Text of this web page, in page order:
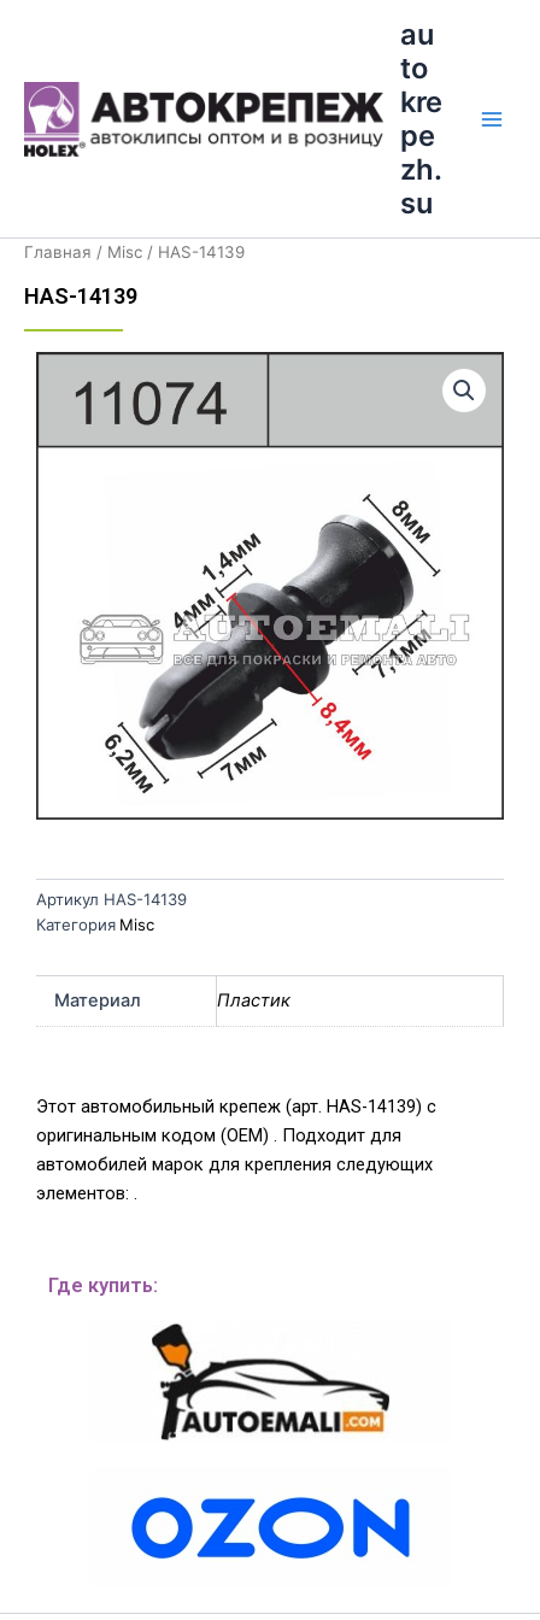
au
to
kre
pe
zh.
su
Главная / Misc / HAS-14139
HAS-14139
Артикул HAS-14139
Категория Misc
Материал Пластик
Этот автомобильный крепеж (арт. HAS-14139) с
оригинальным кодом (OEM) . Подходит для
автомобилей марок для крепления следующих
элементов: .
Где купить: